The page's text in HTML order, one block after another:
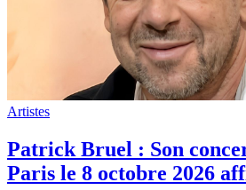
Artistes
Patrick Bruel : Son
Paris le 8 octobre 2026